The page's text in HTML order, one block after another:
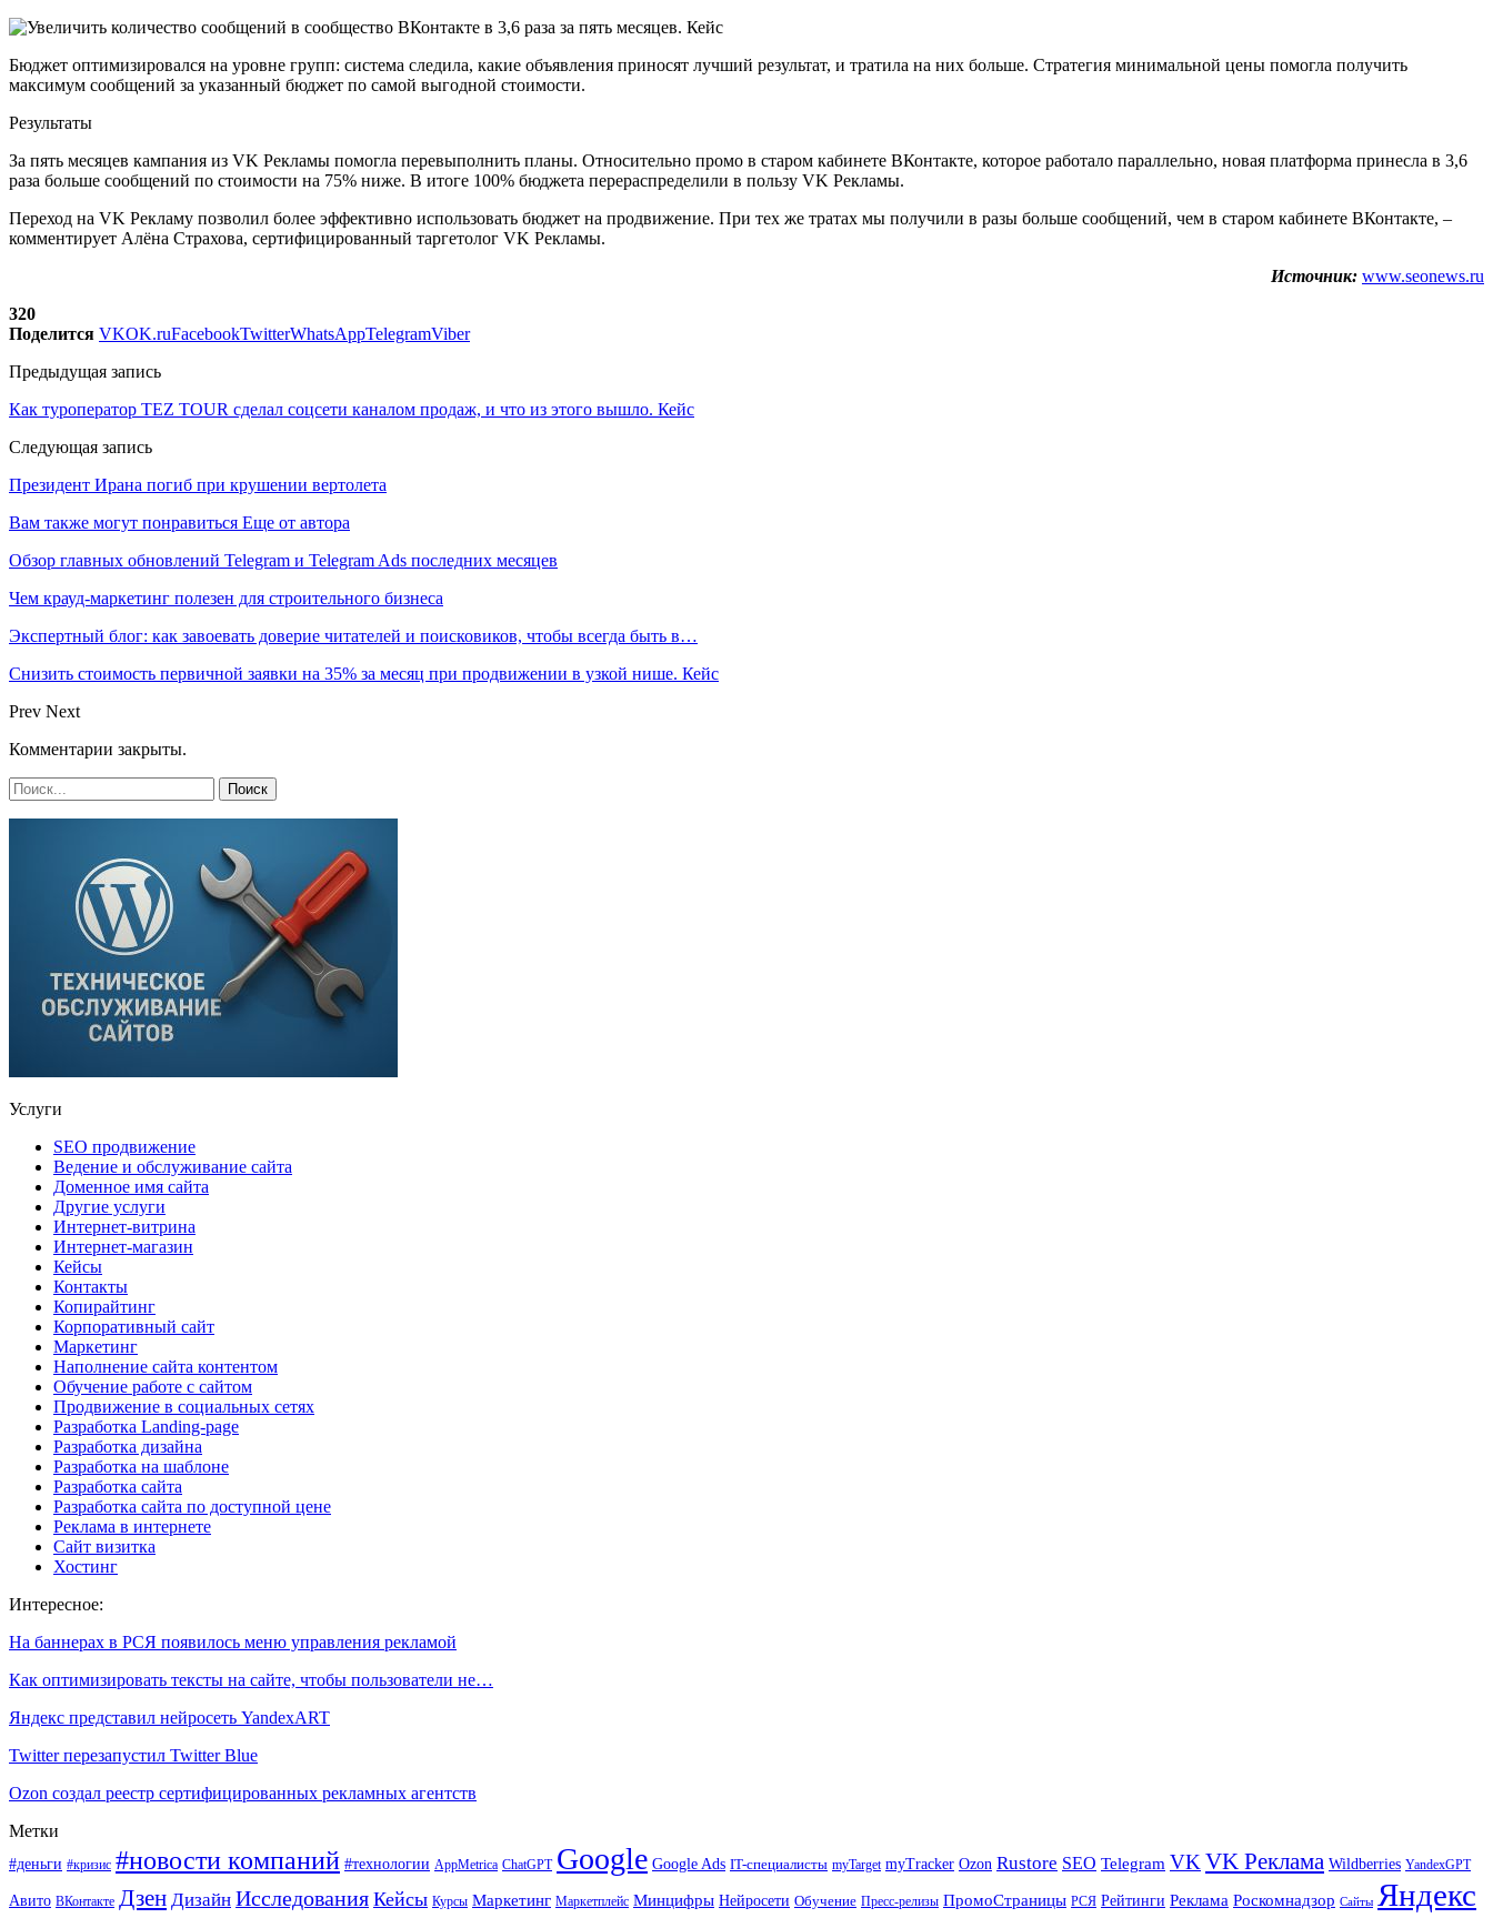
Бюджет оптимизировался на уровне групп: система следила, какие объявления приносят лучший результат, и тратила на них больше. Стратегия минимальной цены помогла получить
максимум сообщений за указанный бюджет по самой выгодной стоимости.
Результаты
За пять месяцев кампания из VK Рекламы помогла перевыполнить планы. Относительно промо в старом кабинете ВКонтакте, которое работало параллельно, новая платформа принесла в 3,6
раза больше сообщений по стоимости на 75% ниже. В итоге 100% бюджета перераспределили в пользу VK Рекламы.
Переход на VK Рекламу позволил более эффективно использовать бюджет на продвижение. При тех же тратах мы получили в разы больше сообщений, чем в старом кабинете ВКонтакте, –
комментирует Алёна Страхова, сертифицированный таргетолог VK Рекламы.
Источник: www.seonews.ru
320
Поделится VKOK.ruFacebookTwitterWhatsAppTelegramViber
Предыдущая запись
Как туроператор TEZ TOUR сделал соцсети каналом продаж, и что из этого вышло. Кейс
Следующая запись
Президент Ирана погиб при крушении вертолета
Вам также могут понравиться Еще от автора
Обзор главных обновлений Telegram и Telegram Ads последних месяцев
Чем крауд-маркетинг полезен для строительного бизнеса
Экспертный блог: как завоевать доверие читателей и поисковиков, чтобы всегда быть в…
Снизить стоимость первичной заявки на 35% за месяц при продвижении в узкой нише. Кейс
Prev Next
Комментарии закрыты.
Услуги
SEO продвижение
Ведение и обслуживание сайта
Доменное имя сайта
Другие услуги
Интернет-витрина
Интернет-магазин
Кейсы
Контакты
Копирайтинг
Корпоративный сайт
Маркетинг
Наполнение сайта контентом
Обучение работе с сайтом
Продвижение в социальных сетях
Разработка Landing-page
Разработка дизайна
Разработка на шаблоне
Разработка сайта
Разработка сайта по доступной цене
Реклама в интернете
Сайт визитка
Хостинг
Интересное:
На баннерах в РСЯ появилось меню управления рекламой
Как оптимизировать тексты на сайте, чтобы пользователи не…
Яндекс представил нейросеть YandexART
Twitter перезапустил Twitter Blue
Ozon создал реестр сертифицированных рекламных агентств
Метки
#деньги #кризис #новости компаний #технологии AppMetrica ChatGPT Google Google Ads IT-специалисты myTarget myTracker Ozon Rustore SEO Telegram VK VK Реклама Wildberries YandexGPT
Авито ВКонтакте Дзен Дизайн Исследования Кейсы Курсы Маркетинг Маркетплейс Минцифры Нейросети Обучение Пресс-релизы ПромоСтраницы РСЯ Рейтинги Реклама Роскомнадзор Сайты Яндекс